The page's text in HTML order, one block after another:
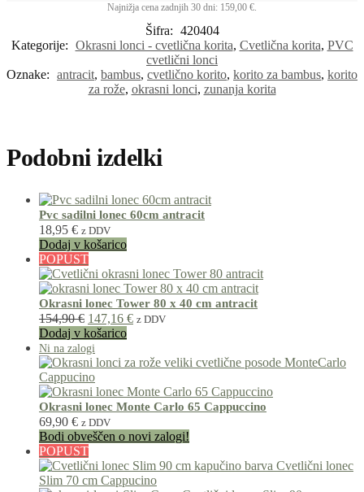
Najnižja cena zadnjih 30 dni: 159,00 €
Šifra: 420404
Kategorije: Okrasni lonci - cvetlična korita, Cvetlična korita, PVC
cvetlični lonci
Oznake: antracit, bambus, cvetlično korito, korito za bambus, korito
za rože, okrasni lonci, zunanja korita
Podobni izdelki
Pvc sadilni lonec 60cm antracit
18,95 € z DDV
Dodaj v košarico
POPUST
Okrasni lonec Tower 80 x 40 cm antracit
154,90€ 147,16 € z DDV
Dodaj v košarico
Okrasni lonec Monte Carlo 65 Cappuccino
69,90 € z DDV
Bodi obveščen o novi zalogi!
POPUST